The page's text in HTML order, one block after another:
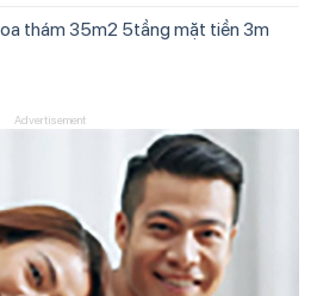
thám 35m2 5tầng mặt tiền 3m
Advertisement